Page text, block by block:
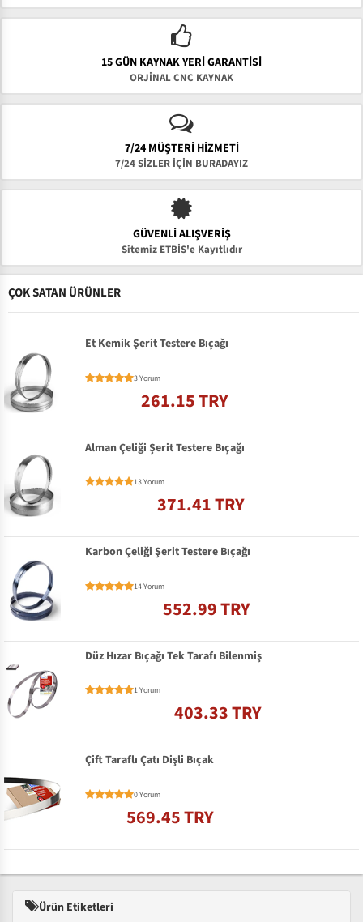
15 GÜN KAYNAK YERI GARANTISI
ORJİNAL CNC KAYNAK
7/24 MÜŞTERİ HİZMETİ
7/24 SİZLER İÇİN BURADAYIZ
GÜVENLI ALIŞVERIŞ
Sitemiz ETBİS'e Kayıtlıdır
ÇOK SATAN ÜRÜNLER
Et Kemik Şerit Testere Bıçağı
3 Yorum
261.15 TRY
Alman Çeliği Şerit Testere Bıçağı
13 Yorum
371.41 TRY
Karbon Çeliği Şerit Testere Bıçağı
14 Yorum
552.99 TRY
Düz Hızar Bıçağı Tek Tarafı Bilenmiş
1 Yorum
403.33 TRY
Çift Taraflı Çatı Dişli Bıçak
0 Yorum
569.45 TRY
Ürün Etiketleri